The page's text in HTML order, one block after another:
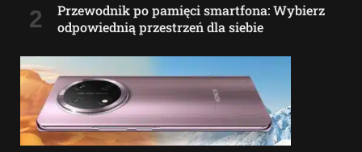
Przewodnik po pamięci smartfona: Wybierz
odpowiednią przestrzeń dla siebie